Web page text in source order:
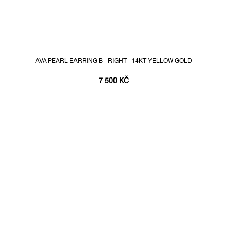
AVA PEARL EARRING B - RIGHT - 14KT YELLOW GOLD
7 500 KČ